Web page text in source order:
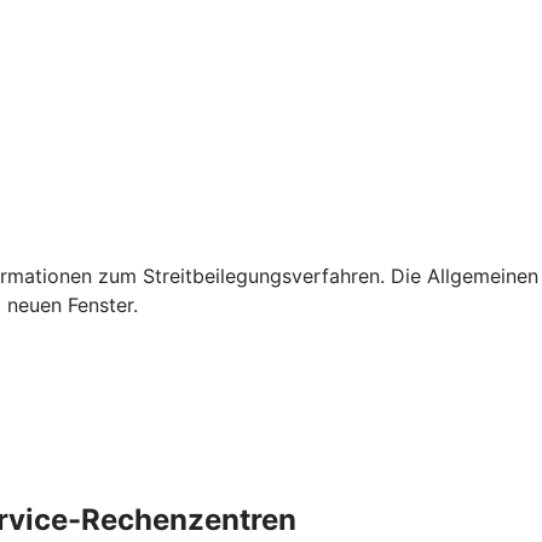
zum Streitbeilegungsverfahren. Die Allgemeinen
Fenster.
Rechenzentren